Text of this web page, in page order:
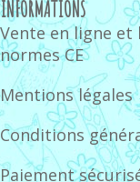
INFORMATIONS
Vente en ligne et
normes CE
Mentions légales
Conditions
Paiement